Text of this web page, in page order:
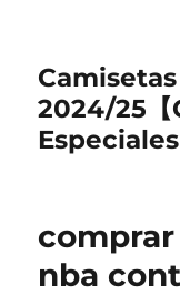
2024/25
nba